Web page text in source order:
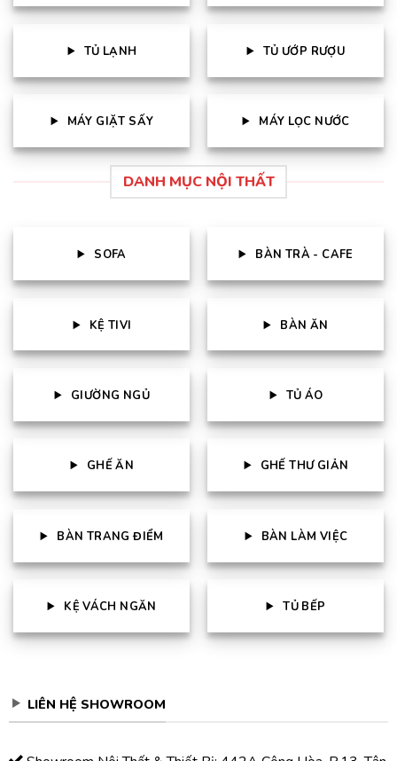
TỦ LẠNH TỦ ƯỚP RƯỢU
MÁY GIẶT SẤY MÁY LỌC NƯỚC
DANH MỤC NỘI THẤT
SOFA BÀN TRÀ - CAFE
KỆ TIVI BÀN ĂN
GIƯỜNG NGỦ TỦ ÁO
GHẾ ĂN GHẾ THƯ GIẢN
BÀN TRANG ĐIỂM BÀN LÀM VIỆC
KỆ VÁCH NGĂN TỦ BẾP
LIÊN HỆ SHOWROOM